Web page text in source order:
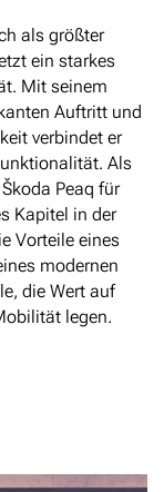
als größter
ein starkes
Mit seinem
Auftritt und
verbindet er
Als
Peaq für
Kapitel in der
Vorteile eines
modernen
die Wert auf
legen.